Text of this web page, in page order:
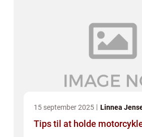
15 september 2025 Linnea
Tips til at holde